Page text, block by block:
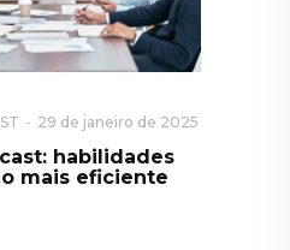
29 de janeiro de 2025
habilidades
mais eficiente